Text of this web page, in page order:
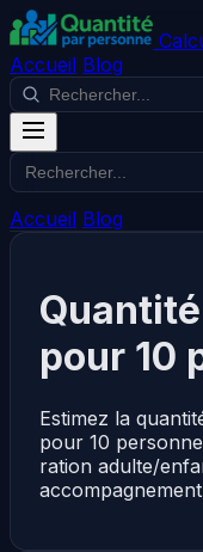
Accueil Blog
Accueil Blog
pour 10
Estimez la
pour 10
ration adulte/